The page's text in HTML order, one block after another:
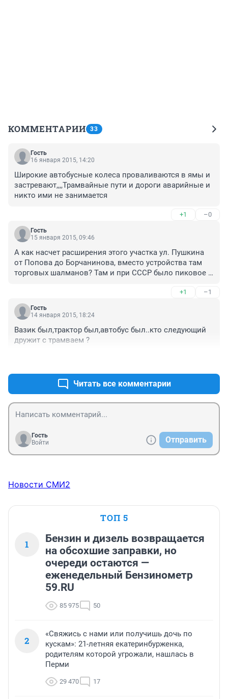
КОММЕНТАРИИ 33
Гость
16 января 2015, 14:20
Широкие автобусные колеса проваливаются в ямы и
застревают,,,,Трамвайные пути и дороги аварийные и
никто ими не занимается
+1 –0
Гость
15 января 2015, 09:46
А как насчет расширения этого участка ул. Пушкина
от Попова до Борчанинова, вместо устройства там
торговых шалманов? Там и при СССР было пиковое
ремонтировали несколько ...летий. Какой городской
гений давал разрешение на постройку там торговых
центров и лавок? Трамваи очень нужны, кроме того
если перенести автобусные маршруты с этого участка
на другие улицы, что очень неудобно, участок будет
+1 –1
Гость
14 января 2015, 18:24
Вазик был,трактор был,автобус был..кто следующий
дружит с трамваем ?
Читать все комментарии
Гость
Войти
Отправить
Новости СМИ2
ТОП 5
1
Бензин и дизель возвращается
на обсохшие заправки, но
очереди остаются —
еженедельный Бензинометр
59.RU
85 975 50
2
«Свяжись с нами или получишь дочь по
кускам»: 21-летняя екатеринбурженка,
родителям которой угрожали, нашлась в
Перми
29 470 17